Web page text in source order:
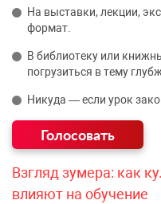
На выставки, лекции,
формат.
В библиотеку или
погрузиться в тему
Никуда — если урок
Взгляд зумера: как
влияют на обучение